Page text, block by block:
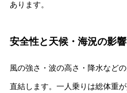
あります。
安全性と天候・海況の影響
風の強さ・波の高さ・降水など
直結します。一人乗りは総体重